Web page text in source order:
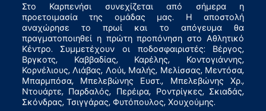
Στο Καρπενήσι συνεχίζεται από σήμερα η
προετοιμασία της ομάδας μας. Η αποστολή
αναχώρησε το πρωί και το απόγευμα θα
πραγματοποιηθεί η πρώτη προπόνηση στο Αθλητικό
Κέντρο. Συμμετέχουν οι ποδοσφαιριστές: Βέργος,
Βργκοτς, Καββαδίας, Καρέλης, Κοντογιάννης,
Κορνέλιους, Λιάβας, Λούι, Μαλής, Μελίσσας, Μεντόσα,
Μπαρμπόσα, Μπελεβώνης Ευστ., Μπελεβώνης Χρ.,
Ντουάρτε, Παρδαλός, Περέιρα, Ροντρίγκες, Σκιαδάς,
Σκόνδρας, Τσιγγάρας, Φυτόπουλος, Χουχούμης.